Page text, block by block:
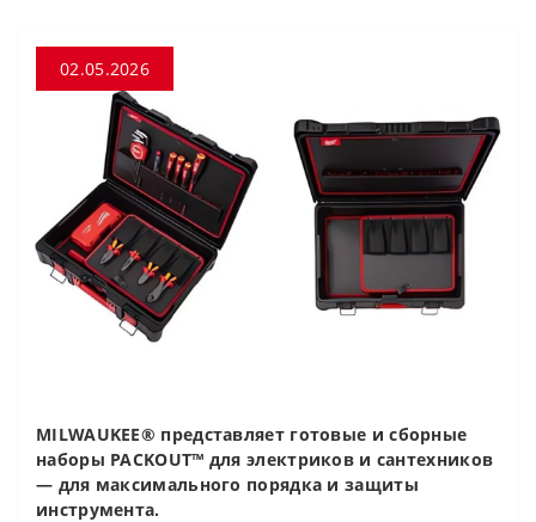
02.05.2026
MILWAUKEE® представляет готовые и сборные
наборы PACKOUT™ для электриков и сантехников
— для максимального порядка и защиты
инструмента.